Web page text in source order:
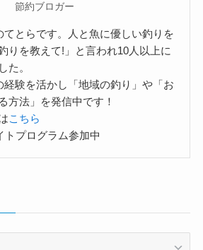
節約ブロガー
てとらです。人と魚に優しい釣りを
りを教えて!」と言われ10人以上に
た。
経験を活かし「地域の釣り」や「お
方法」を発信中です！
こちら
トプログラム参加中